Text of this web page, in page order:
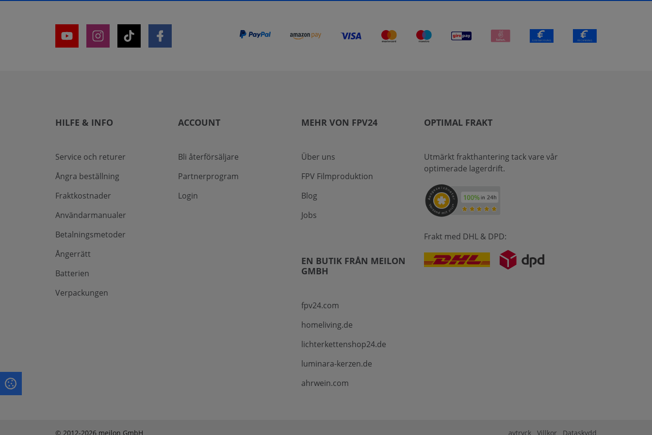
HILFE & INFO
Service och returer
Ångra beställning
Fraktkostnader
Användarmanualer
Betalningsmetoder
Ångerrätt
Batterien
Verpackungen
ACCOUNT
Bli återförsäljare
Partnerprogram
Login
MEHR VON FPV24
Über uns
FPV Filmproduktion
Blog
Jobs
EN BUTIK FRÅN MEILON
GMBH
fpv24.com
homeliving.de
lichterkettenshop24.de
luminara-kerzen.de
ahrwein.com
OPTIMAL FRAKT
Utmärkt frakthantering tack vare vår
optimerade lagerdrift.
Frakt med DHL & DPD:
© 2012-2026 meilon GmbH avtryck Villkor Dataskydd